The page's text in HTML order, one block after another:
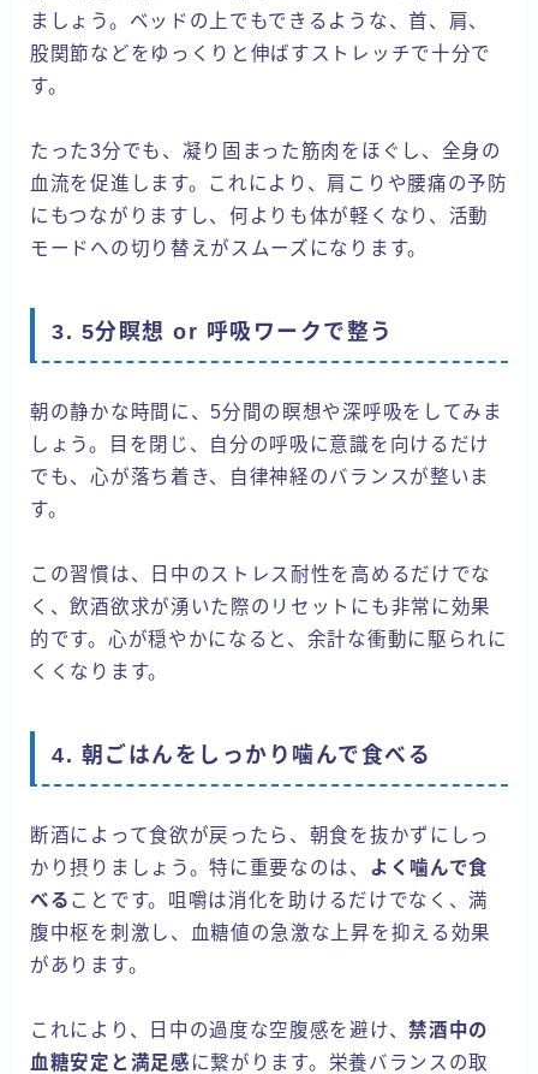
ましょう。ベッドの上でもできるような、首、肩、
股関節などをゆっくりと伸ばすストレッチで十分で
す。
たった3分でも、凝り固まった筋肉をほぐし、全身の
血流を促進します。これにより、肩こりや腰痛の予防
にもつながりますし、何よりも体が軽くなり、活動
モードへの切り替えがスムーズになります。
3. 5分瞑想 or 呼吸ワークで整う
朝の静かな時間に、5分間の瞑想や深呼吸をしてみま
しょう。目を閉じ、自分の呼吸に意識を向けるだけ
でも、心が落ち着き、自律神経のバランスが整いま
す。
この習慣は、日中のストレス耐性を高めるだけでな
く、飲酒欲求が湧いた際のリセットにも非常に効果
的です。心が穏やかになると、余計な衝動に駆られに
くくなります。
4. 朝ごはんをしっかり噛んで食べる
断酒によって食欲が戻ったら、朝食を抜かずにしっ
かり摂りましょう。特に重要なのは、 よく噛んで食
べる ことです。咀嚼は消化を助けるだけでなく、満
腹中枢を刺激し、血糖値の急激な上昇を抑える効果
があります。
これにより、日中の過度な空腹感を避け、禁酒中の
血糖安定と満足感 に繋がります。栄養バランスの取